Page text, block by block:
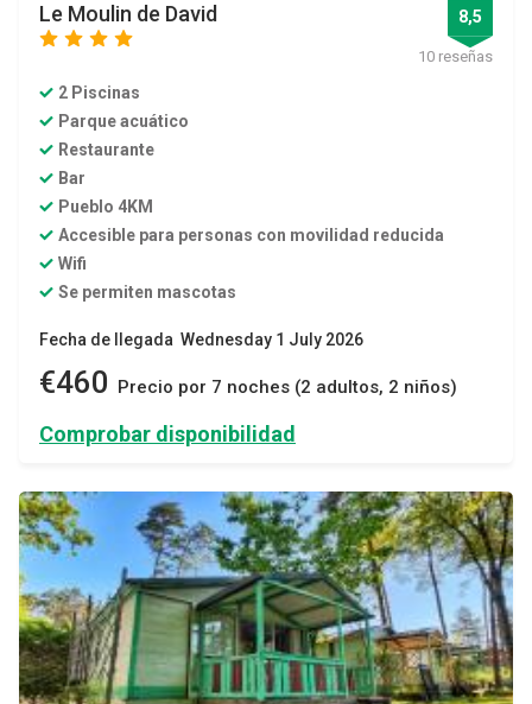
Le Moulin de David
star star star
8,5
10 reseñas
2 Piscinas
Parque acuático
Restaurante
Bar
Pueblo 4KM
Accesible para personas con movilidad reducida
Wifi
Se permiten mascotas
Fecha de llegada Wednesday 1 July 2026
€460 Precio por 7 noches (2 adultos, 2 niños)
Comprobar disponibilidad